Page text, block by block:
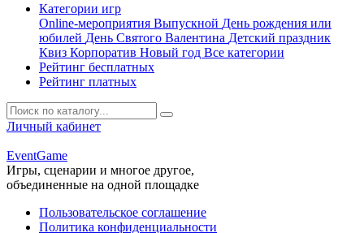
Категории игр
Online-мероприятия Выпускной День рождения или
юбилей День Святого Валентина Детский праздник
Квиз Корпоратив Новый год Все категории
Рейтинг бесплатных
Рейтинг платных
Личный кабинет
EventGame
Игры, сценарии и многое другое,
объединенные на одной площадке
Пользовательское соглашение
Политика конфиденциальности